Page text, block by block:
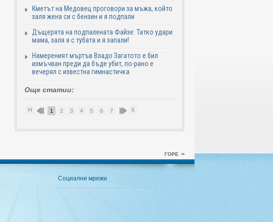
Кметът на Медовец проговори за мъжа, който
заля жена си с бензин и я подпали
Дъщерята на подпалената Файзе: Татко удари
мама, заля я с тубата и я запали!
Намереният мъртъв Владо Загатото е бил
измъчван преди да бъде убит, по-рано е
вечерял с известна гимнастичка
Още статии:
Н 1 2 3 4 5 6 7 8 9К
ГОРЕ
Социални мрежи